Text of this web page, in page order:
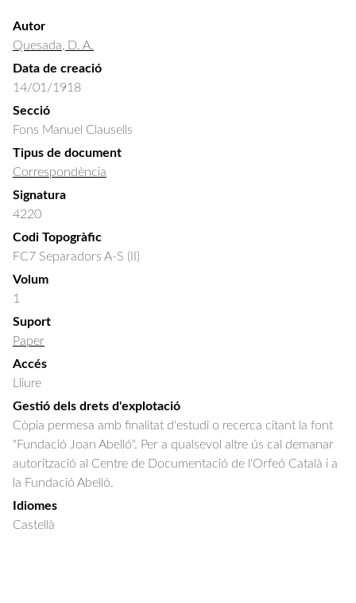
Autor
Quesada, D. A.
Data de creació
14/01/1918
Secció
Fons Manuel Clausells
Tipus de document
Correspondència
Signatura
4220
Codi Topogràfic
FC7 Separadors A-S (II)
Volum
1
Suport
Paper
Accés
Lliure
Gestió dels drets d'explotació
Còpia permesa amb finalitat d'estudi o recerca citant la font
"Fundació Joan Abelló". Per a qualsevol altre ús cal demanar
autorització al Centre de Documentació de l'Orfeó Català i a
la Fundació Abelló.
Idiomes
Castellà